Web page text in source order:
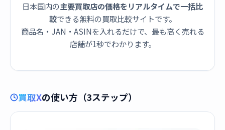
日本国内の主要買取店の価格をリアルタイムで一括比
較できる無料の買取比較サイトです。
商品名・JAN・ASINを入れるだけで、最も高く売れる
店舗が1秒でわかります。
買取Xの使い方（3ステップ）